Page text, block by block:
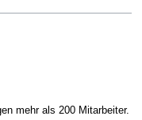
mehr als 200 Mitarbeiter.